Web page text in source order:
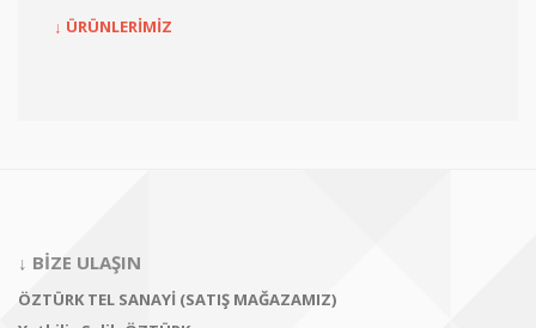
↓ ÜRÜNLERİMİZ
↓ BİZE ULAŞIN
ÖZTÜRK TEL SANAYİ (SATIŞ MAĞAZAMIZ)